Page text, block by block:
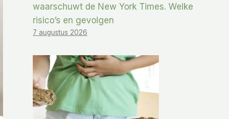
waarschuwt de New York Times. Welke
risico’s en gevolgen
7 augustus 2026